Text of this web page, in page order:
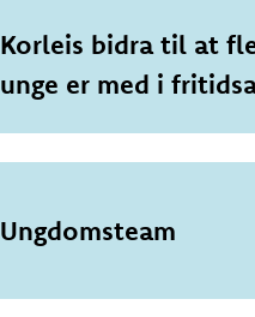
Korleis bidra til at
unge er med i
Ungdomsteam